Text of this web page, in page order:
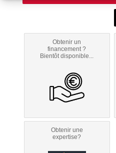
Obtenir un
financement ?
Bientôt disponible...
Obtenir une
expertise?